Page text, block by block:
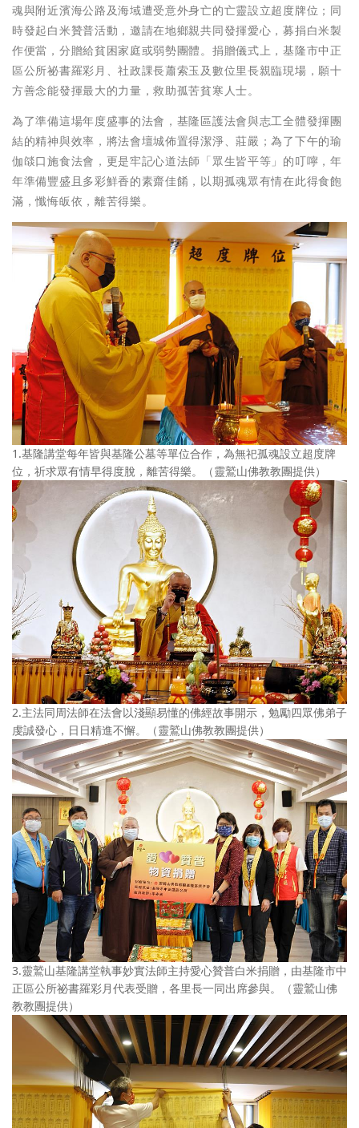
魂與附近濱海公路及海域遭受意外身亡的亡靈設立超度牌位；同
時發起白米贊普活動，邀請在地鄉親共同發揮愛心，募捐白米製
作便當，分贈給貧困家庭或弱勢團體。捐贈儀式上，基隆市中正
區公所祕書羅彩月、社政課長蕭索玉及數位里長親臨現場，願十
方善念能發揮最大的力量，救助孤苦貧寒人士。
為了準備這場年度盛事的法會，基隆區護法會與志工全體發揮團
結的精神與效率，將法會壇城佈置得潔淨、莊嚴；為了下午的瑜
伽燄口施食法會，更是牢記心道法師「眾生皆平等」的叮嚀，年
年準備豐盛且多彩鮮香的素齋佳餚，以期孤魂眾有情在此得食飽
滿，懺悔皈依，離苦得樂。
1.基隆講堂每年皆與基隆公墓等單位合作，為無祀孤魂設立超度牌
位，祈求眾有情早得度脫，離苦得樂。（靈鷲山佛教教團提供）
2.主法同周法師在法會以淺顯易懂的佛經故事開示，勉勵四眾佛弟子
虔誠發心，日日精進不懈。（靈鷲山佛教教團提供）
3.靈鷲山基隆講堂執事妙實法師主持愛心贊普白米捐贈，由基隆市中
正區公所祕書羅彩月代表受贈，各里長一同出席參與。（靈鷲山佛
教教團提供）